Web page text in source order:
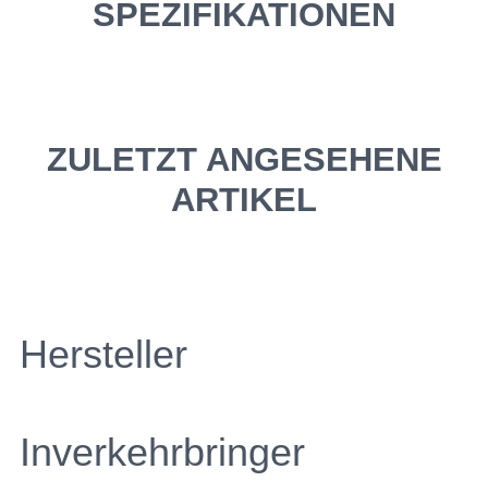
SPEZIFIKATIONEN
ZULETZT ANGESEHENE
ARTIKEL
Hersteller
Inverkehrbringer